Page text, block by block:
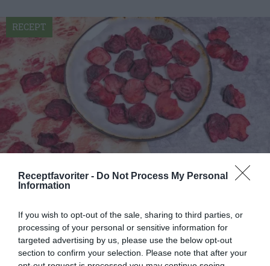
Receptfavoriter - Do Not Process My Personal
Information
If you wish to opt-out of the sale, sharing to third parties, or
processing of your personal or sensitive information for
targeted advertising by us, please use the below opt-out
section to confirm your selection. Please note that after your
Bjud på hemgjorda rödbetschips du lagar av tunt
skivade rödbetor som torkas i ugnen till knapriga
chips...
RECEPT